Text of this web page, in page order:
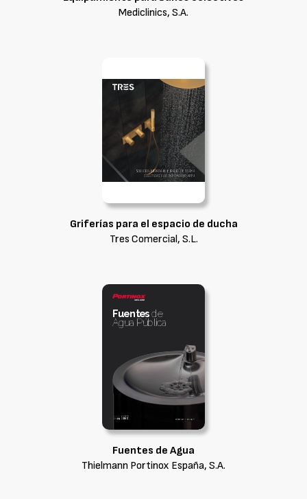
Mediclinics, S.A.
Griferías para el espacio de ducha
Tres Comercial, S.L.
Fuentes de Agua
Thielmann Portinox España, S.A.